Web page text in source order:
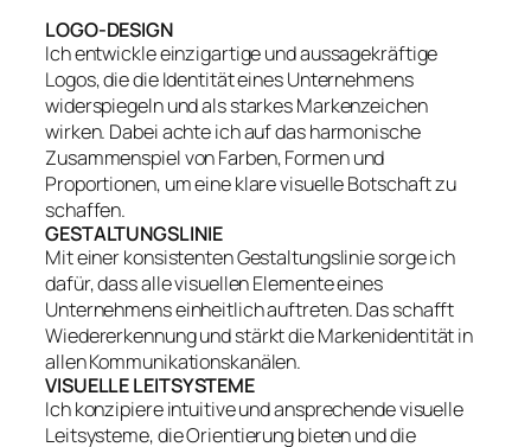
LOGO-DESIGN
Ich entwickle einzigartige und aussagekräftige
Logos, die die Identität eines Unternehmens
widerspiegeln und als starkes Markenzeichen
wirken. Dabei achte ich auf das harmonische
Zusammenspiel von Farben, Formen und
Proportionen, um eine klare visuelle Botschaft zu
schaffen.
GESTALTUNGSLINIE
Mit einer konsistenten Gestaltungslinie sorge ich
dafür, dass alle visuellen Elemente eines
Unternehmens einheitlich auftreten. Das schafft
Wiedererkennung und stärkt die Markenidentität in
allen Kommunikationskanälen.
VISUELLE LEITSYSTEME
Ich konzipiere intuitive und ansprechende visuelle
Leitsysteme, die Orientierung bieten und die